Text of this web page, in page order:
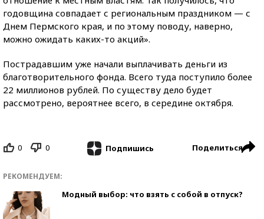
годовщина совпадает с региональным праздником — с
Днем Пермского края, и по этому поводу, наверно,
можно ожидать каких-то акций».
Пострадавшим уже начали выплачивать деньги из
благотворительного фонда. Всего туда поступило более
22 миллионов рублей. По существу дело будет
рассмотрено, вероятнее всего, в середине октября.
0 0 Подпишись Поделиться
РЕКОМЕНДУЕМ:
Модный выбор: что взять с собой в отпуск?